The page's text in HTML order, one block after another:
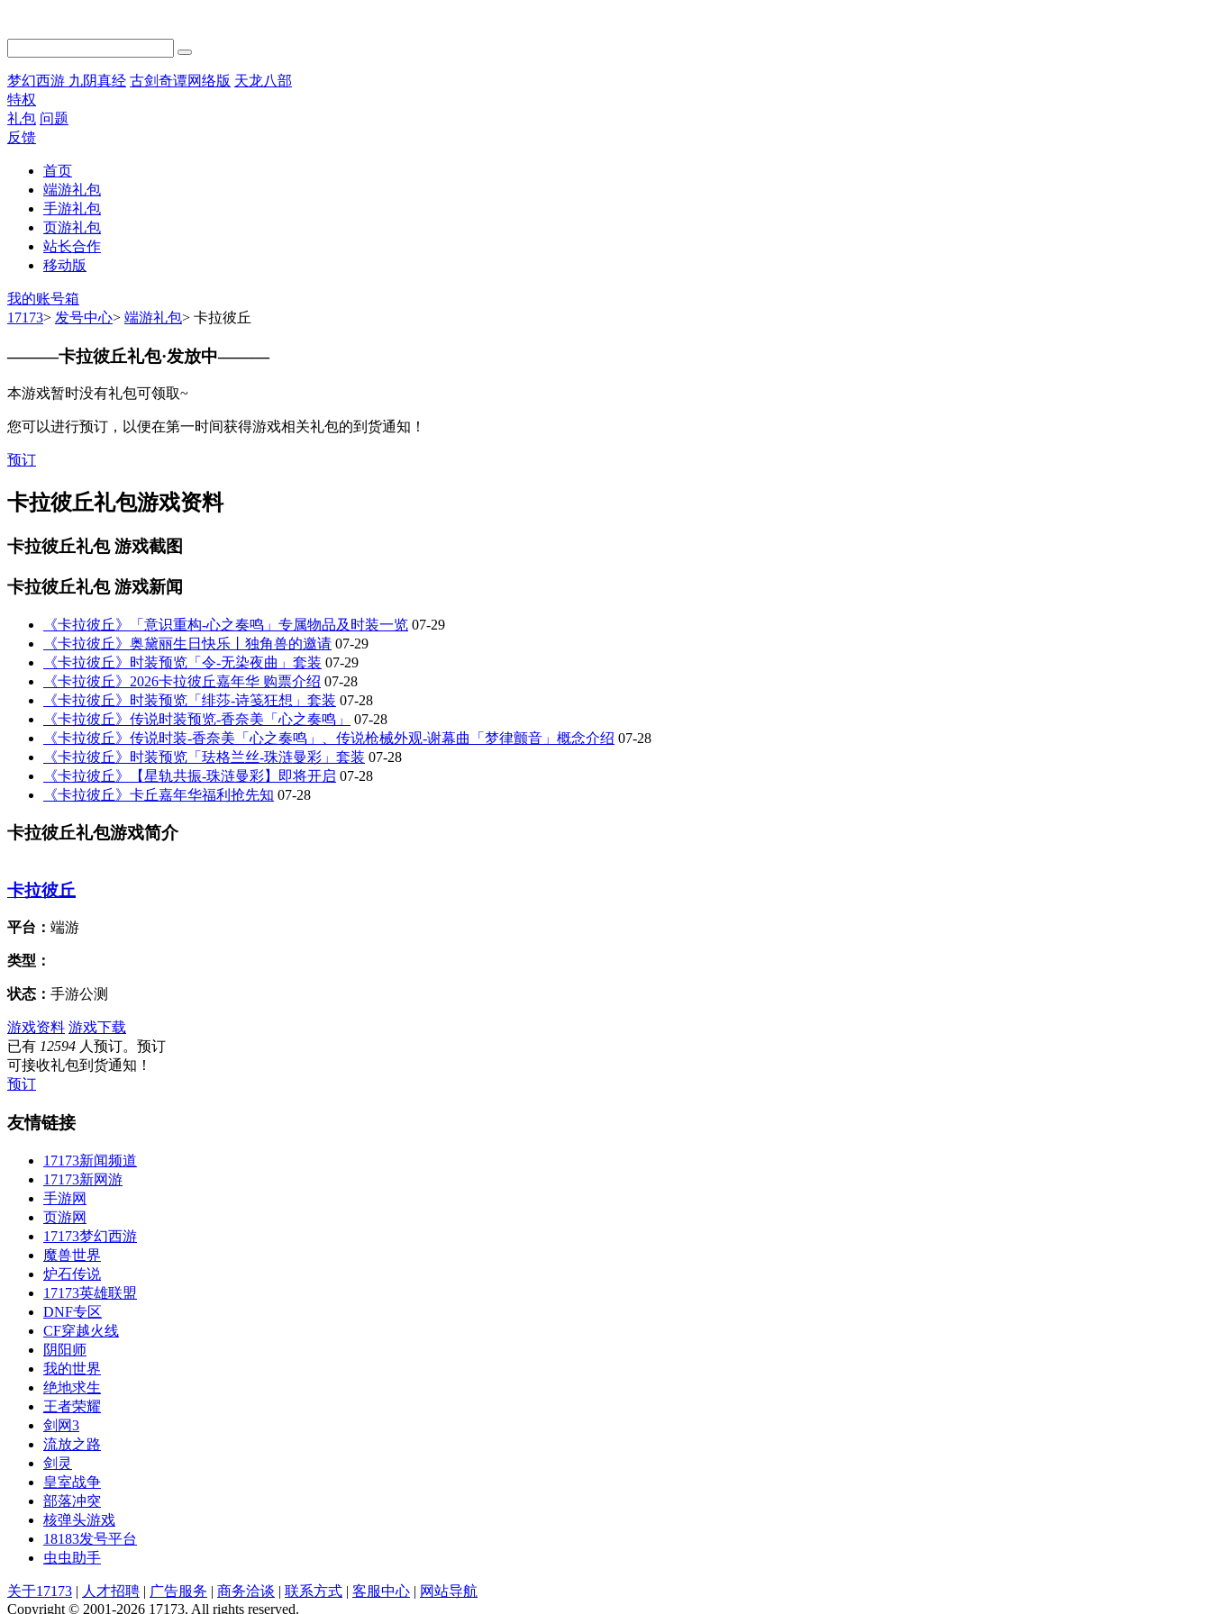
梦幻西游 九阴真经 古剑奇谭网络版 天龙八部
特权
礼包 问题
反馈
首页
端游礼包
手游礼包
页游礼包
站长合作
移动版
我的账号箱
17173> 发号中心> 端游礼包> 卡拉彼丘
———卡拉彼丘礼包·发放中———
本游戏暂时没有礼包可领取~
您可以进行预订，以便在第一时间获得游戏相关礼包的到货通知！
预订
卡拉彼丘礼包游戏资料
卡拉彼丘礼包游戏截图
卡拉彼丘礼包游戏新闻
《卡拉彼丘》「意识重构-心之奏鸣」专属物品及时装一览 07-29
《卡拉彼丘》奥黛丽生日快乐丨独角兽的邀请 07-29
《卡拉彼丘》时装预览「令-无染夜曲」套装 07-29
《卡拉彼丘》2026卡拉彼丘嘉年华 购票介绍 07-28
《卡拉彼丘》时装预览「绯莎-诗笺狂想」套装 07-28
《卡拉彼丘》传说时装预览-香奈美「心之奏鸣」
07-28
《卡拉彼丘》传说时装-香奈美「心之奏鸣」、传说枪械外观-谢幕曲「梦律颤音」概念介绍 07-28
《卡拉彼丘》时装预览「珐格兰丝-珠涟曼彩」套装 07-28
《卡拉彼丘》【星轨共振-珠涟曼彩】即将开启 07-28
《卡拉彼丘》卡丘嘉年华福利抢先知 07-28
卡拉彼丘礼包游戏简介
卡拉彼丘
平台： 端游
类型：
状态： 手游公测
游戏资料 游戏下载
已有 12594 人预订。预订
可接收礼包到货通知！
预订
友情链接
17173新闻频道
17173新网游
手游网
页游网
17173梦幻西游
魔兽世界
炉石传说
17173英雄联盟
DNF专区
CF穿越火线
阴阳师
我的世界
绝地求生
王者荣耀
剑网3
流放之路
剑灵
皇室战争
部落冲突
核弹头游戏
18183发号平台
虫虫助手
关于17173 | 人才招聘 | 广告服务 | 商务洽谈 | 联系方式 | 客服中心 | 网站导航
Copyright © 2001-2026 17173. All rights reserved.